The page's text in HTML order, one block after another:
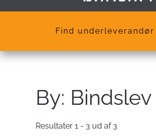
Find underleverandør
By: Bindslev
Resultater 1 - 3 ud af 3